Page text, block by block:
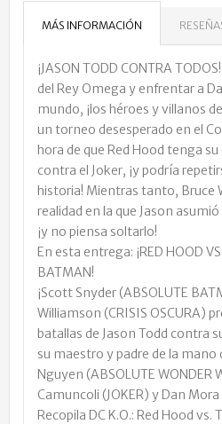
MÁS INFORMACIÓN
¡JASON TODD CONTRA
del Rey Omega y enfrentar a
mundo, ¡los héroes y villanos
un torneo desesperado en el
hora de que Red Hood tenga
contra el Joker, ¡y podría
historia! Mientras tanto, Bruce
realidad en la que Jason
¡y no piensa soltarlo!
En esta entrega: ¡RED HOOD
BATMAN!
¡Scott Snyder (ABSOLUTE
Williamson (CRISIS OSCURA)
batallas de Jason Todd contra
su maestro y padre de la mano
Nguyen (ABSOLUTE WONDER
Camuncoli (JOKER) y Dan Mora
Recopila DC K.O.: Red Hood vs.